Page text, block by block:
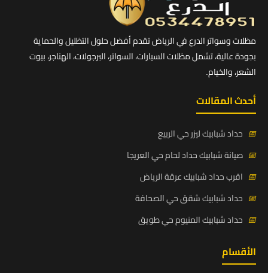
مظلات وسواتر الدرع في الرياض تقدم أفضل حلول التظليل والحماية
بجودة عالية، تشمل مظلات السيارات، السواتر، البرجولات، الهناجر، بيوت
الشعر، والخيام.
أحدث المقالات
📅 حداد شبابيك ليزر حي الربيع
📅 صيانة شبابيك حداد لحام حي العريجا
📅 اقرب حداد شبابيك عرقة الرياض
📅 حداد شبابيك شقق حي الصحافة
📅 حداد شبابيك المنيوم حي طويق
الأقسام